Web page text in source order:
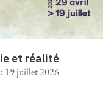
et réalité
19 juillet 2026